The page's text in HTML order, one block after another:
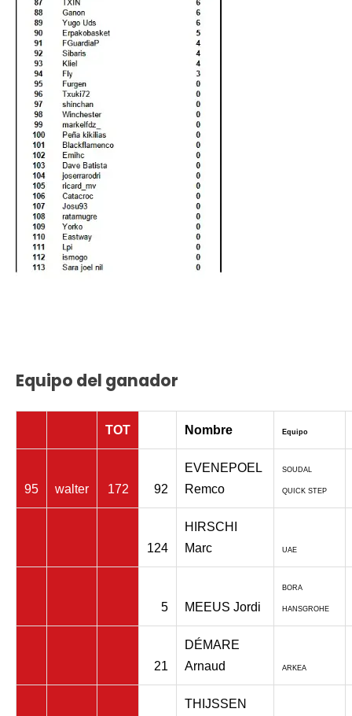
Equipo del ganador
TOT Nombre Equipo
95 walter 172 92
EVENEPOEL
Remco
SOUDAL
QUICK STEP
124
HIRSCHI
Marc
UAE
5 MEEUS Jordi
BORA
HANSGROHE
21
DÉMARE
Arnaud
ARKEA
THIJSSEN